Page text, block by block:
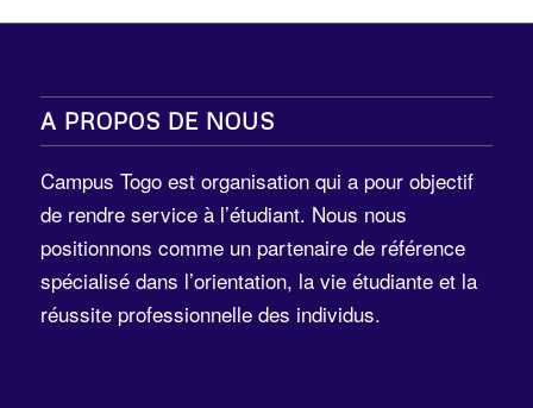
A PROPOS DE NOUS
Campus Togo est organisation qui a pour objectif
de rendre service à l’étudiant. Nous nous
positionnons comme un partenaire de référence
spécialisé dans l’orientation, la vie étudiante et la
réussite professionnelle des individus.